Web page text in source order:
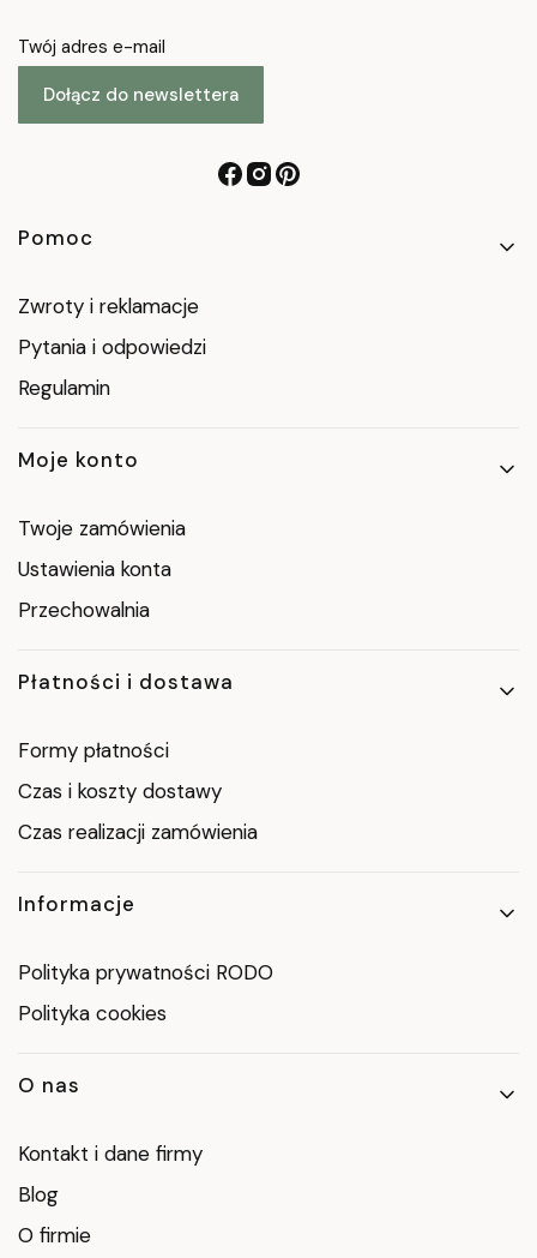
Twój adres e-mail
Dołącz do newslettera
Linki w stopce
Pomoc
Zwroty i reklamacje
Pytania i odpowiedzi
Regulamin
Moje konto
Twoje zamówienia
Ustawienia konta
Przechowalnia
Płatności i dostawa
Formy płatności
Czas i koszty dostawy
Czas realizacji zamówienia
Informacje
Polityka prywatności RODO
Polityka cookies
O nas
Kontakt i dane firmy
Blog
O firmie